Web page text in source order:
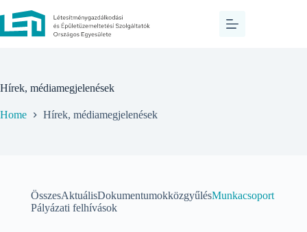
Hírek, médiamegjelenések
Home Hírek, médiamegjelenések
ÖsszesAktuálisDokumentumokközgyűlésMunkacsoport
Pályázati felhívások